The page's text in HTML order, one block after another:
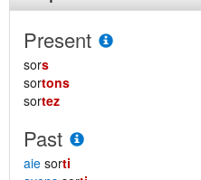
Present
sors
sortons
sortez
Past
aie sorti